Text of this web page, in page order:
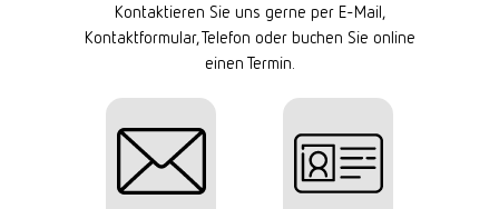
Kontaktieren Sie uns gerne per E-Mail,
Kontaktformular, Telefon oder buchen Sie online
einen Termin.